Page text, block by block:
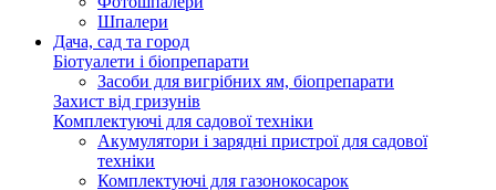
Шпалери
Дача, сад та город
Біотуалети і біопрепарати
Засоби для вигрібних ям, біопрепарати
Захист від гризунів
Комплектуючі для садової техніки
Акумулятори і зарядні пристрої для садової
техніки
Комплектуючі для газонокосарок